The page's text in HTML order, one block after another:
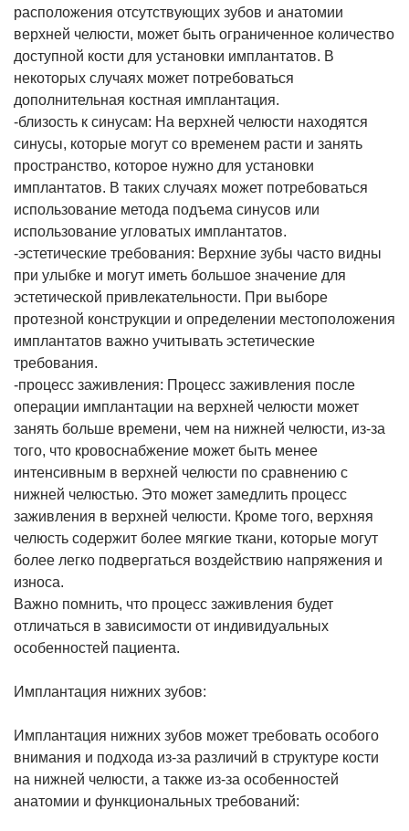
расположения отсутствующих зубов и анатомии
верхней челюсти, может быть ограниченное количество
доступной кости для установки имплантатов. В
некоторых случаях может потребоваться
дополнительная костная имплантация.
-близость к синусам: На верхней челюсти находятся
синусы, которые могут со временем расти и занять
пространство, которое нужно для установки
имплантатов. В таких случаях может потребоваться
использование метода подъема синусов или
использование угловатых имплантатов.
-эстетические требования: Верхние зубы часто видны
при улыбке и могут иметь большое значение для
эстетической привлекательности. При выборе
протезной конструкции и определении местоположения
имплантатов важно учитывать эстетические
требования.
-процесс заживления: Процесс заживления после
операции имплантации на верхней челюсти может
занять больше времени, чем на нижней челюсти, из-за
того, что кровоснабжение может быть менее
интенсивным в верхней челюсти по сравнению с
нижней челюстью. Это может замедлить процесс
заживления в верхней челюсти. Кроме того, верхняя
челюсть содержит более мягкие ткани, которые могут
более легко подвергаться воздействию напряжения и
износа.
Важно помнить, что процесс заживления будет
отличаться в зависимости от индивидуальных
особенностей пациента.
Имплантация нижних зубов:
Имплантация нижних зубов может требовать особого
внимания и подхода из-за различий в структуре кости
на нижней челюсти, а также из-за особенностей
анатомии и функциональных требований: